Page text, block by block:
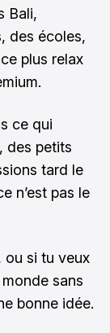
Bali,
des écoles,
plus relax
ce qui
des petits
tard le
n’est pas le
ou si tu veux
sans
bonne idée.